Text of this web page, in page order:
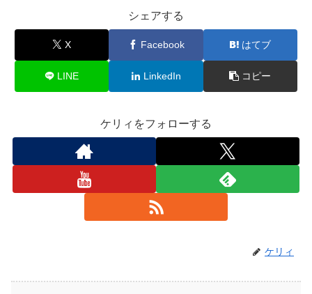
シェアする
X Facebook はてブ
LINE LinkedIn コピー
ケリィをフォローする
ケリィ